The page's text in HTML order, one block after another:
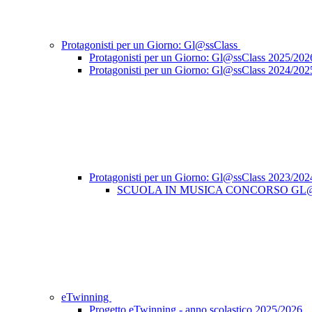
Protagonisti per un Giorno: Gl@ssClass
Protagonisti per un Giorno: Gl@ssClass 2025/
Protagonisti per un Giorno: Gl@ssClass 2024/
Protagonisti per un Giorno: Gl@ssClass 2023/
SCUOLA IN MUSICA CONCORSO
eTwinning